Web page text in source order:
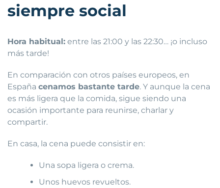
siempre social
Hora habitual: entre las 21:00 y las 22:30… ¡o incluso
más tarde!
En comparación con otros países europeos, en
España cenamos bastante tarde. Y aunque la cena
es más ligera que la comida, sigue siendo una
ocasión importante para reunirse, charlar y
compartir.
En casa, la cena puede consistir en:
Una sopa ligera o crema.
Unos huevos revueltos.